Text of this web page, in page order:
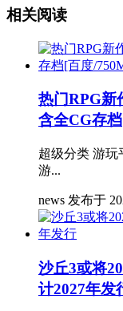
相关阅读
热门RPG新
含全CG存
超级分类 游玩
游...
news 发布于
沙丘3或将
计2027年发